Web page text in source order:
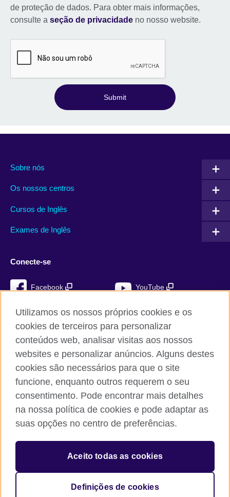
de proteção de dados. Para obter mais informações,
consulte a seção de privacidade no nosso website.
Submit
Sobre nós
Os nossos centros
Cursos de Inglês
Exames de Inglês
Conecte-se
Facebook YouTube
Instagram TikTok
British Council global
Mapa do sítio
The United Kingdom’s international organisation for cultural
relations and educational opportunities. A registered charity:
Utilizamos os nossos próprios cookies e os
cookies de terceiros para personalizar
conteúdos web, analisar visitas aos nossos
websites e personalizar anúncios. Alguns destes
cookies são necessários para que o site
funcione, enquanto outros requerem o seu
consentimento. Pode encontrar mais detalhes
na nossa política de cookies e pode adaptar as
suas opções no centro de preferências.
Aceito todas as cookies
Definições de cookies